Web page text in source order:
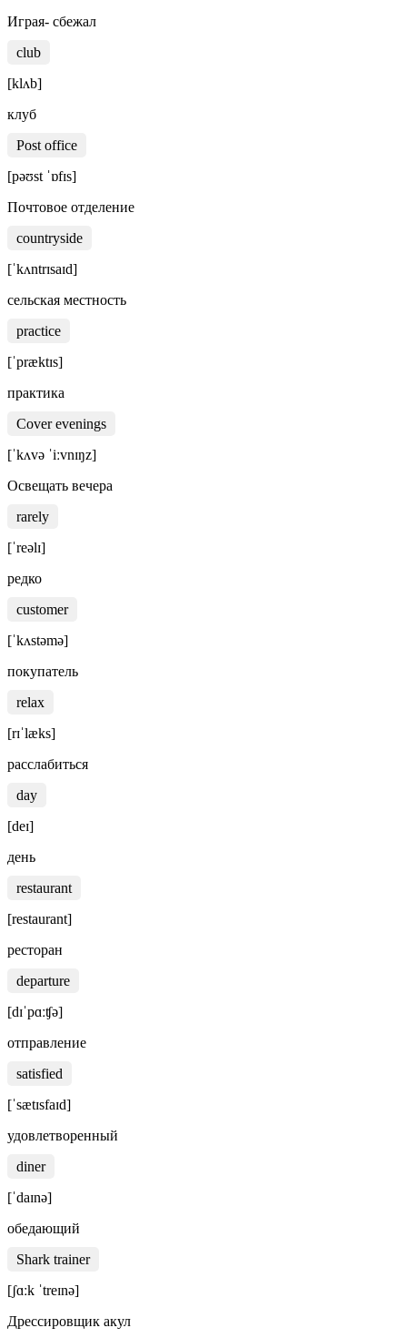
Играя- сбежал
club
[klʌb]
клуб
Post office
[pəʊst ˈɒfɪs]
Почтовое отделение
countryside
[ˈkʌntrɪsaɪd]
сельская местность
practice
[ˈpræktɪs]
практика
Cover evenings
[ˈkʌvə ˈiːvnɪŋz]
Освещать вечера
rarely
[ˈreəlɪ]
редко
customer
[ˈkʌstəmə]
покупатель
relax
[rɪˈlæks]
расслабиться
day
[deɪ]
день
restaurant
[restaurant]
ресторан
departure
[dɪˈpɑːʧə]
отправление
satisfied
[ˈsætɪsfaɪd]
удовлетворенный
diner
[ˈdaɪnə]
обедающий
Shark trainer
[ʃɑːk ˈtreɪnə]
Дрессировщик акул